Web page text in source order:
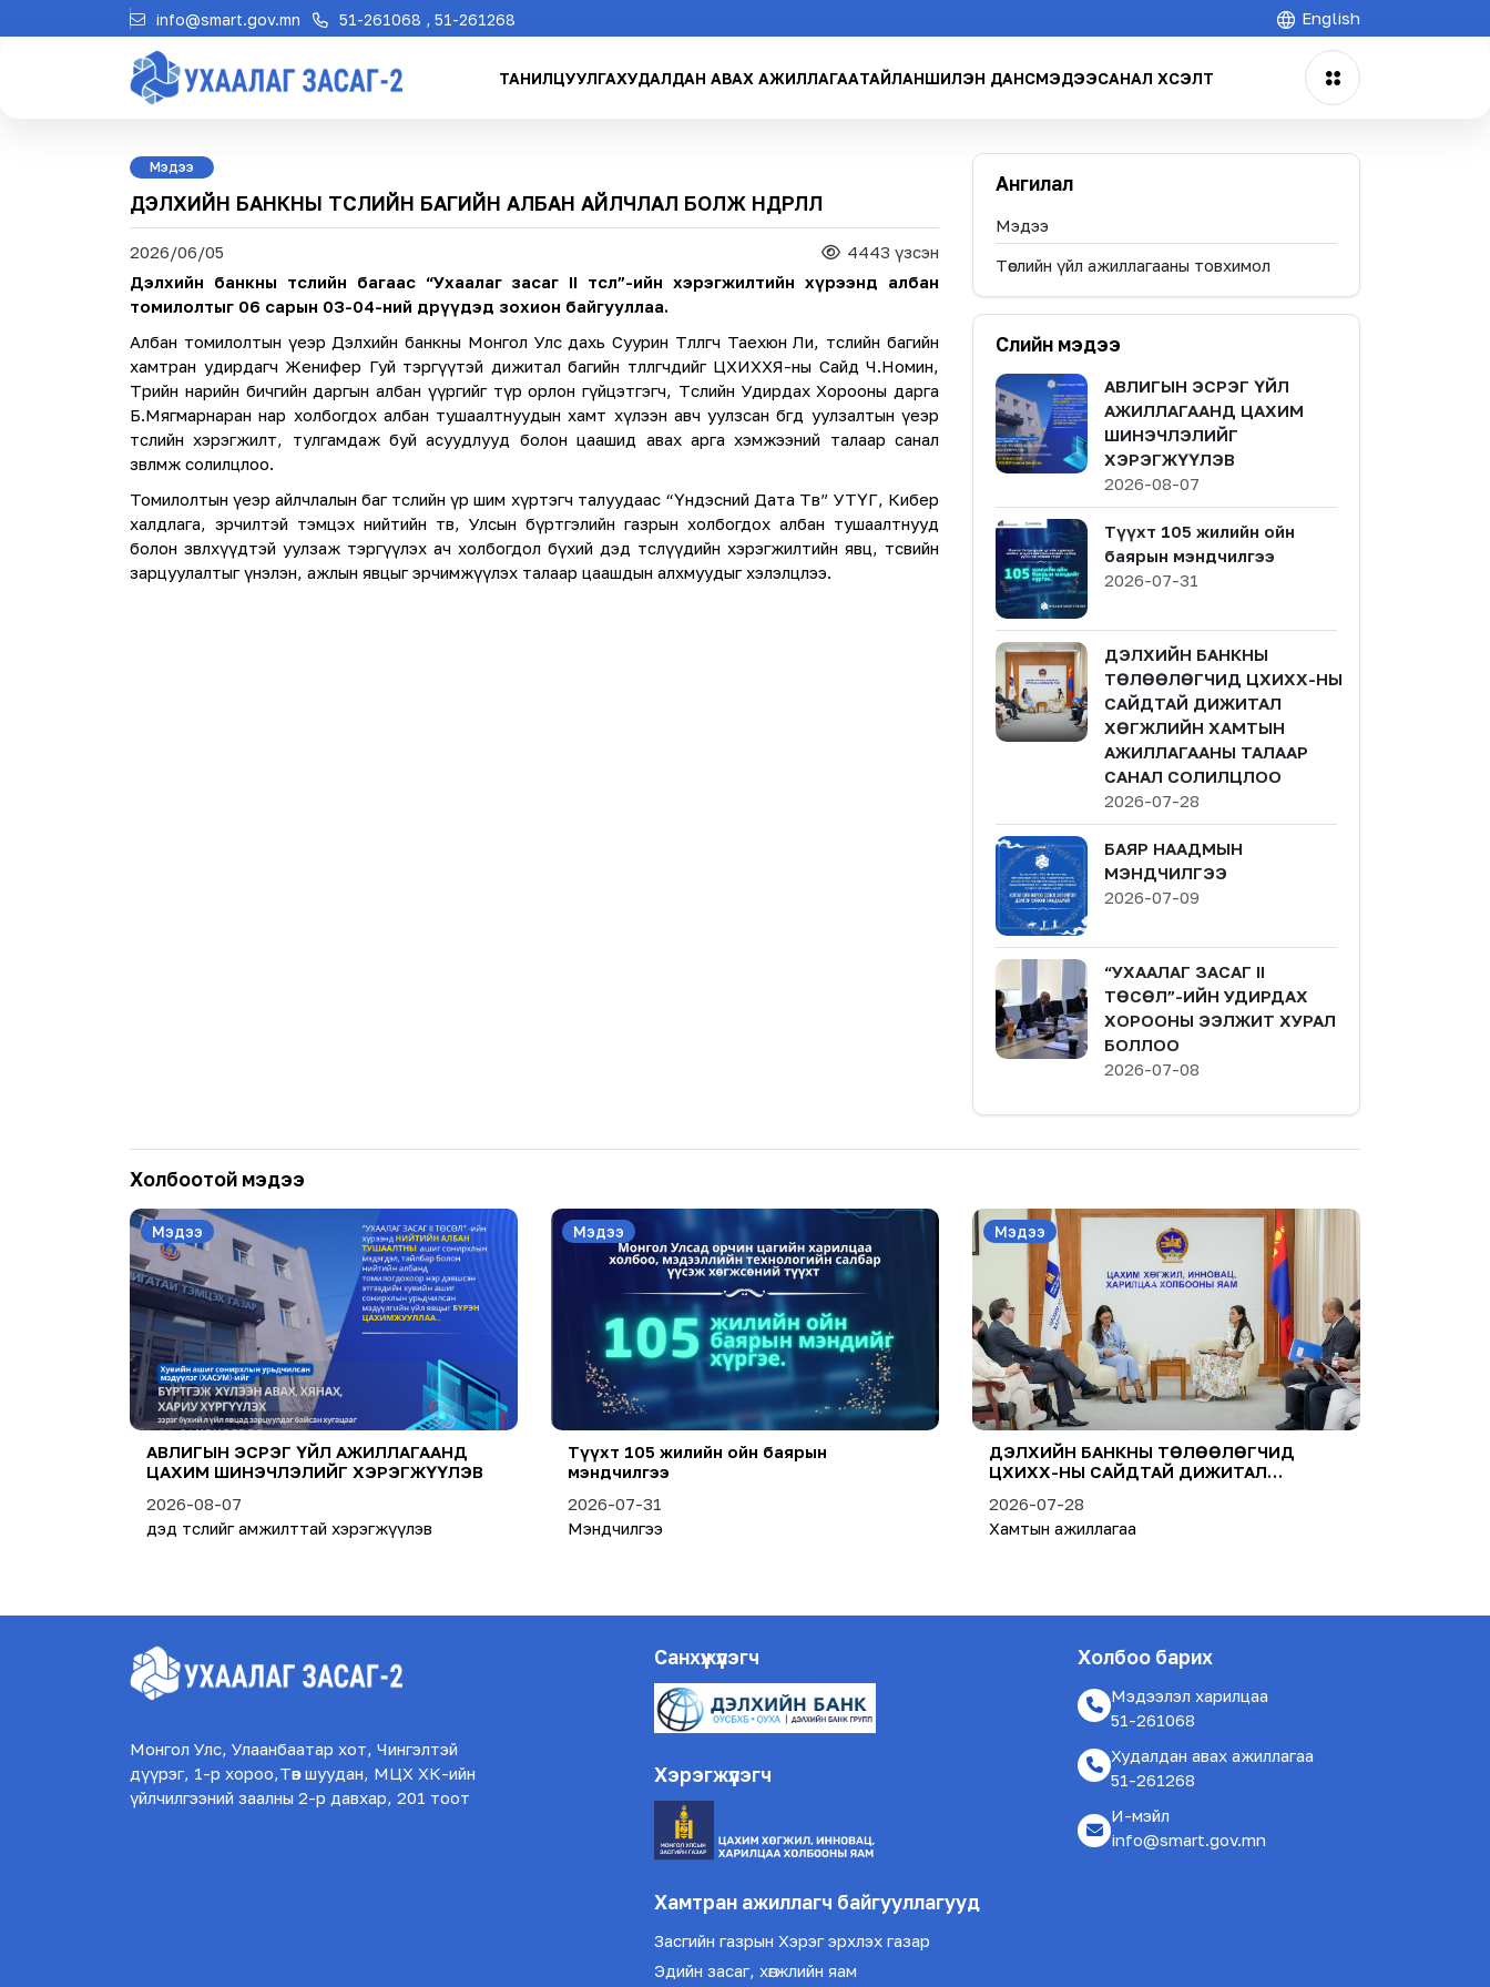
info@smart.gov.mn 51-261068 , 51-261268 English
ТАНИЛЦУУЛГАХУДАЛДАН АВАХ АЖИЛЛАГААТАЙЛАНШИЛЭН ДАНСМЭДЭЭСАНАЛ ХҮСЭЛТ
Мэдээ
ДЭЛХИЙН БАНКНЫ ТӨСЛИЙН БАГИЙН АЛБАН АЙЛЧЛАЛ БОЛЖ ӨНДӨРЛӨЛӨӨ
2026/06/05
4443 үзсэн
Дэлхийн банкны төслийн багаас “Ухаалаг засаг II төсөл”-ийн хэрэгжилтийн хүрээнд албан
томилолтыг 06 сарын 03-04-ний өдрүүдэд зохион байгууллаа.
Албан томилолтын үеэр Дэлхийн банкны Монгол Улс дахь Суурин Төлөөлөгч Таехюн Ли, төслийн багийн
хамтран удирдагч Женифер Гуй тэргүүтэй дижитал багийн төлөөлөгчдийг ЦХИХХЯ-ны Сайд Ч.Номин,
Төрийн нарийн бичгийн даргын албан үүргийг түр орлон гүйцэтгэгч, Төслийн Удирдах Хорооны дарга
Б.Мягмарнаран нар холбогдох албан тушаалтнуудын хамт хүлээн авч уулзсан бөгөөд уулзалтын үеэр
төслийн хэрэгжилт, тулгамдаж буй асуудлууд болон цаашид авах арга хэмжээний талаар санал
зөвлөмж солилцлоо.
Томилолтын үеэр айлчлалын баг төслийн үр шим хүртэгч талуудаас “Үндэсний Дата Төв” УТҮГ, Кибер
халдлага, зөрчилтэй тэмцэх нийтийн төв, Улсын бүртгэлийн газрын холбогдох албан тушаалтнууд
болон зөвлөхүүдтэй уулзаж тэргүүлэх ач холбогдол бүхий дэд төслүүдийн хэрэгжилтийн явц, төсвийн
зарцуулалтыг үнэлэн, ажлын явцыг эрчимжүүлэх талаар цаашдын алхмуудыг хэлэлцлээ.
Ангилал
Мэдээ
Төслийн үйл ажиллагааны товхимол
Сүүлийн мэдээ
АВЛИГЫН ЭСРЭГ ҮЙЛ
АЖИЛЛАГААНД ЦАХИМ
ШИНЭЧЛЭЛИЙГ
ХЭРЭГЖҮҮЛЭВ
2026-08-07
Түүхт 105 жилийн ойн
баярын мэндчилгээ
2026-07-31
ДЭЛХИЙН БАНКНЫ
ТӨЛӨӨЛӨГЧИД ЦХИХХ-НЫ
САЙДТАЙ ДИЖИТАЛ
ХӨГЖЛИЙН ХАМТЫН
АЖИЛЛАГААНЫ ТАЛААР
САНАЛ СОЛИЛЦЛОО
2026-07-28
БАЯР НААДМЫН
МЭНДЧИЛГЭЭ
2026-07-09
“УХААЛАГ ЗАСАГ II
ТӨСӨЛ”-ИЙН УДИРДАХ
ХОРООНЫ ЭЭЛЖИТ ХУРАЛ
БОЛЛОО
2026-07-08
Холбоотой мэдээ
Мэдээ
АВЛИГЫН ЭСРЭГ ҮЙЛ АЖИЛЛАГААНД
ЦАХИМ ШИНЭЧЛЭЛИЙГ ХЭРЭГЖҮҮЛЭВ
2026-08-07
дэд төслийг амжилттай хэрэгжүүлэв
Мэдээ
Түүхт 105 жилийн ойн баярын
мэндчилгээ
2026-07-31
Мэндчилгээ
Мэдээ
ДЭЛХИЙН БАНКНЫ ТӨЛӨӨЛӨГЧИД
ЦХИХХ-НЫ САЙДТАЙ ДИЖИТАЛ
ТАЛААР САНАЛ СОЛИЛЦЛОО
2026-07-28
Хамтын ажиллагаа
Монгол Улс, Улаанбаатар хот, Чингэлтэй
дүүрэг, 1-р хороо,Төв шуудан, МЦХ ХК-ийн
үйлчилгээний заалны 2-р давхар, 201 тоот
Санхүүжүүлэгч
Хэрэгжүүлэгч
Хамтран ажиллагч байгууллагууд
Засгийн газрын Хэрэг эрхлэх газар
Эдийн засаг, хөгжлийн яам
Холбоо барих
Мэдээлэл харилцаа
51-261068
Худалдан авах ажиллагаа
51-261268
И-мэйл
info@smart.gov.mn